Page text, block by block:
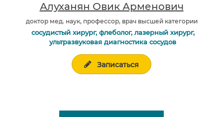
Алуханян Овик Арменович
доктор мед. наук, профессор, врач высшей категории
сосудистый хирург, флеболог, лазерный хирург,
ультразвуковая диагностика сосудов
Записаться